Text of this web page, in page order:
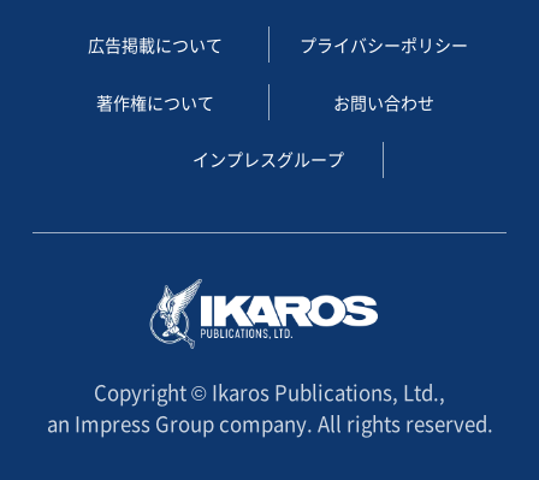
広告掲載について プライバシーポリシー
著作権について お問い合わせ
インプレスグループ
Copyright © Ikaros Publications, Ltd.,
an Impress Group company. All rights reserved.